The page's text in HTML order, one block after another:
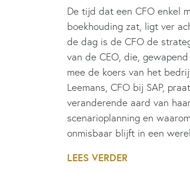
De tijd dat een CFO enkel
boekhouding zat, ligt ver
de dag is de CFO de
van de CEO, die,
mee de koers van het
Leemans, CFO bij SAP,
veranderende aard van
scenarioplanning en
onmisbaar blijft in een
LEES VERDER